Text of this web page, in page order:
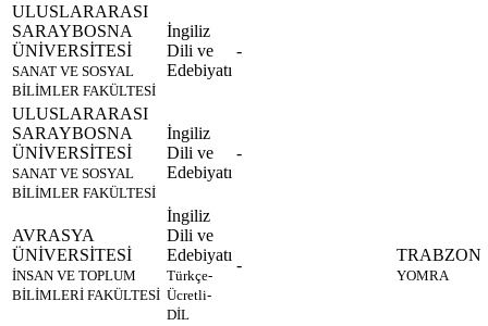
ULUSLARARASI
SARAYBOSNA
ÜNİVERSİTESİ
SANAT VE SOSYAL
BİLİMLER FAKÜLTESİ
İngiliz
Dili ve
Edebiyatı
-
ULUSLARARASI
SARAYBOSNA
ÜNİVERSİTESİ
SANAT VE SOSYAL
BİLİMLER FAKÜLTESİ
İngiliz
Dili ve
Edebiyatı
-
AVRASYA
ÜNİVERSİTESİ
İNSAN VE TOPLUM
BİLİMLERİ FAKÜLTESİ
İngiliz
Dili ve
Edebiyatı
Türkçe-
Ücretli-
DİL
-
TRABZON
YOMRA